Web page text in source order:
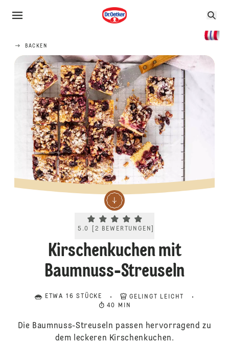
BACKEN
Current rating 5.0. Click to rate.
5.0 2 BEWERTUNGEN
Kirschenkuchen mit
Baumnuss-Streuseln
ETWA 16 STÜCKE
GELINGT LEICHT
40 MIN
Die Baumnuss-Streuseln passen hervorragend zu
dem leckeren Kirschenkuchen.